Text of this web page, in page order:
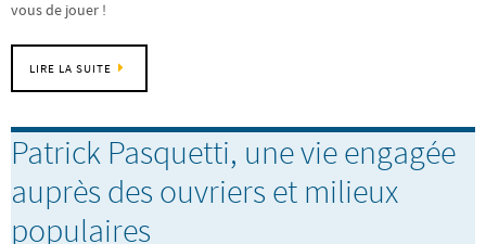
vous de jouer !
LIRE LA SUITE
Patrick Pasquetti, une vie engagée
auprès des ouvriers et milieux
populaires